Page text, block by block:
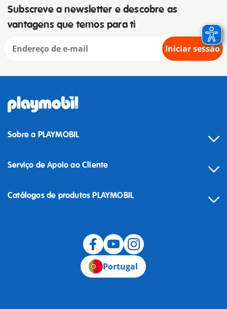
Subscreve a newsletter e descobre as
vantagens que temos para ti
Iniciar sessão
Sobre a PLAYMOBIL
Serviço de Apoio ao Cliente
Catálogos de produtos PLAYMOBIL
Portugal